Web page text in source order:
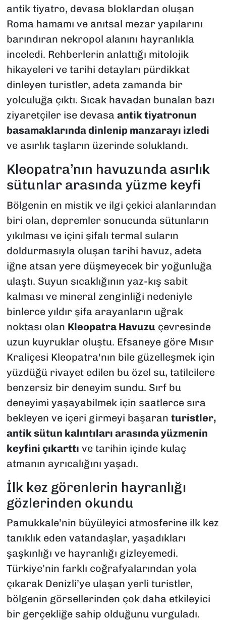
antik tiyatro, devasa bloklardan oluşan
Roma hamamı ve anıtsal mezar yapılarını
barındıran nekropol alanını hayranlıkla
inceledi. Rehberlerin anlattığı mitolojik
hikayeleri ve tarihi detayları pürdikkat
dinleyen turistler, adeta zamanda bir
yolculuğa çıktı. Sıcak havadan bunalan bazı
ziyaretçiler ise devasa antik tiyatronun
basamaklarında dinlenip manzarayı izledi
ve asırlık taşların üzerinde soluklandı.
​Kleopatra’nın havuzunda asırlık
sütunlar arasında yüzme keyfi
​Bölgenin en mistik ve ilgi çekici alanlarından
biri olan, depremler sonucunda sütunların
yıkılması ve içini şifalı termal suların
doldurmasıyla oluşan tarihi havuz, adeta
iğne atsan yere düşmeyecek bir yoğunluğa
ulaştı. Suyun sıcaklığının yaz-kış sabit
kalması ve mineral zenginliği nedeniyle
binlerce yıldır şifa arayanların uğrak
noktası olan Kleopatra Havuzu çevresinde
uzun kuyruklar oluştu. Efsaneye göre Mısır
Kraliçesi Kleopatra'nın bile güzelleşmek için
yüzdüğü rivayet edilen bu özel su, tatilcilere
benzersiz bir deneyim sundu. Sırf bu
deneyimi yaşayabilmek için saatlerce sıra
bekleyen ve içeri girmeyi başaran turistler,
antik sütun kalıntıları arasında yüzmenin
keyfini çıkarttı ve tarihin içinde kulaç
atmanın ayrıcalığını yaşadı.
​İlk kez görenlerin hayranlığı
gözlerinden okundu
​Pamukkale’nin büyüleyici atmosferine ilk kez
tanıklık eden vatandaşlar, yaşadıkları
şaşkınlığı ve hayranlığı gizleyemedi.
Türkiye’nin farklı coğrafyalarından yola
çıkarak Denizli’ye ulaşan yerli turistler,
bölgenin görsellerinden çok daha etkileyici
bir gerçekliğe sahip olduğunu vurguladı.